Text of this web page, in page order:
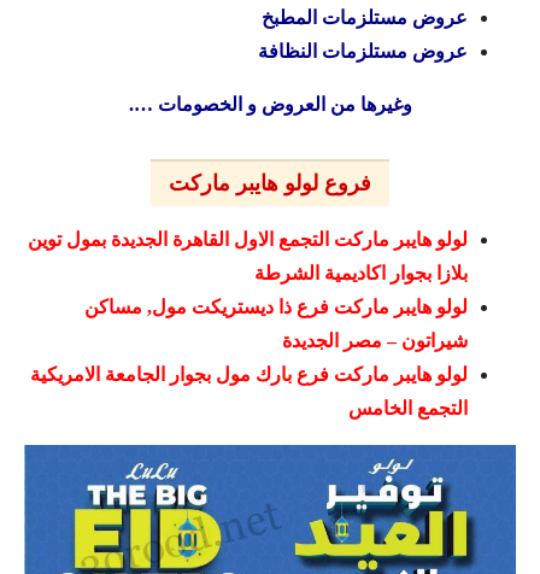
عروض مستلزمات المطبخ
عروض مستلزمات النظافة
وغيرها من العروض و الخصومات ….
فروع لولو هايبر ماركت
لولو هايبر ماركت التجمع الاول القاهرة الجديدة بمول توين
بلازا بجوار اكاديمية الشرطة
لولو هايبر ماركت فرع ذا ديستريكت مول, مساكن
شيراتون – مصر الجديدة
لولو هايبر ماركت فرع بارك مول بجوار الجامعة الامريكية
التجمع الخامس